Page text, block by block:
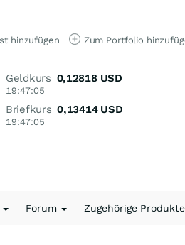
hinzufügen Zum Portfolio
Geldkurs
19:47:05
0,12818 USD
Briefkurs
19:47:05
0,13414 USD
Forum Zugehörige Produkte